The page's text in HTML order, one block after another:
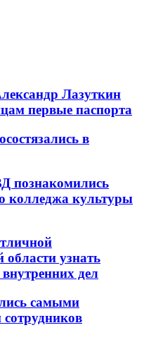
Лазуткин
первые паспорта
в
познакомились
колледжа культуры
узнать
дел
самыми